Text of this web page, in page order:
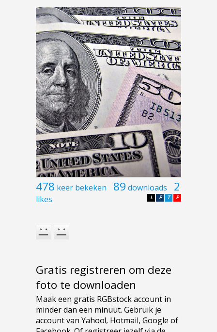
478 keer bekeken 89 downloads 2
likes P
T
F
L
Gratis registreren om deze
foto te downloaden